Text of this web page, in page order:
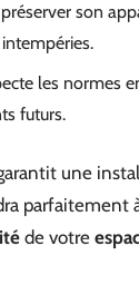
son
les normes
futurs.
une
parfaitement
de votre